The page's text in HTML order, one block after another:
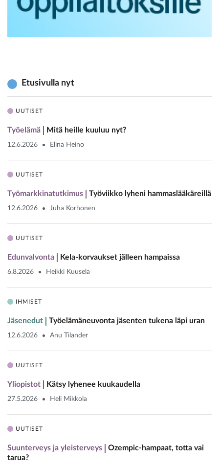
Etusivulla nyt
UUTISET
Työelämä Mitä heille kuuluu nyt?
12.6.2026 Elina Heino
UUTISET
Työmarkkinatutkimus Työviikko lyheni hammaslääkäreillä
12.6.2026 Juha Korhonen
UUTISET
Edunvalvonta Kela-korvaukset jälleen hampaissa
6.8.2026 Heikki Kuusela
IHMISET
Jäsenedut Työelämäneuvonta jäsenten tukena läpi uran
12.6.2026 Anu Tilander
UUTISET
Yliopistot Kätsy lyhenee kuukaudella
27.5.2026 Heli Mikkola
UUTISET
Suunterveys ja yleisterveys
Ozempic-hampaat, totta vai
tarua?